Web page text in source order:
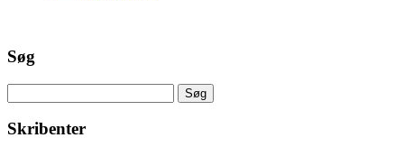
Søg
efter:
Skribenter